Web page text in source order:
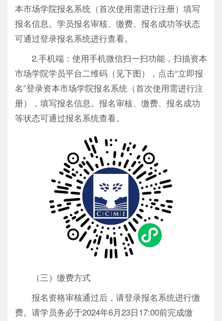
本市场学院报名系统（首次使用需进行注册）填写
报名信息。学员报名审核、缴费、报名成功等状态
可通过登录报名系统进行查看。
2.手机端：使用手机微信扫一扫功能，扫描资本
市场学院学员平台二维码（见下图），点击“立即报
名”登录资本市场学院报名系统（首次使用需进行注
册），填写报名信息。报名审核、缴费、报名成功
等状态可通过报名系统查看。
（三）缴费方式
报名资格审核通过后，请登录报名系统进行缴
费。请学员务必于2024年6月23日17:00前完成缴